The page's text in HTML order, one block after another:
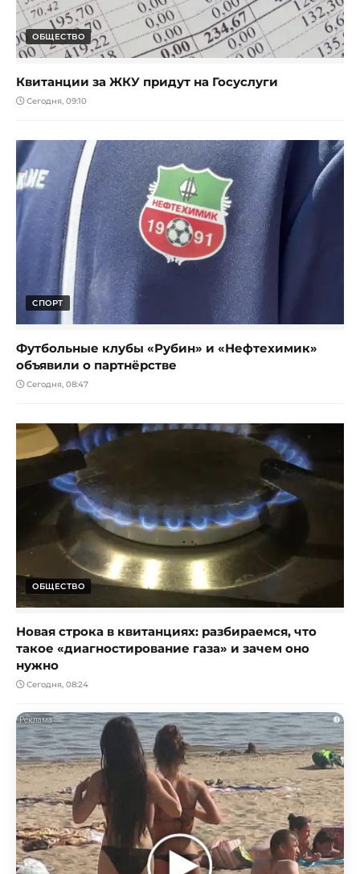
ОБЩЕСТВО
Квитанции за ЖКУ придут на Госуслуги
Сегодня, 09:10
СПОРТ
Футбольные клубы «Рубин» и «Нефтехимик»
объявили о партнёрстве
Сегодня, 08:47
ОБЩЕСТВО
Новая строка в квитанциях: разбираемся, что
такое «диагностирование газа» и зачем оно
нужно
Сегодня, 08:24
i